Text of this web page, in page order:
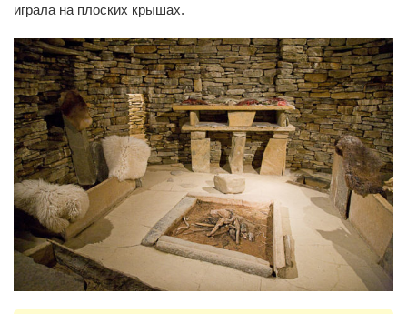
играла на плоских крышах.